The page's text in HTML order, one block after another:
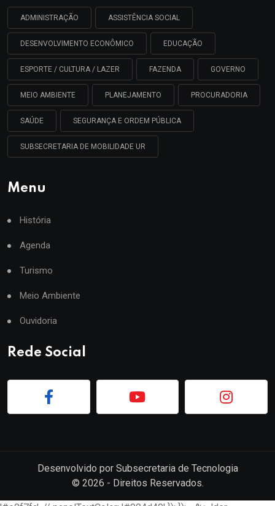
ADMINISTRAÇÃO ASSISTÊNCIA SOCIAL
DESENVOLVIMENTO ECONÔMICO EDUCAÇÃO
ESPORTE / CULTURA / LAZER FAZENDA GOVERNO
MEIO AMBIENTE PLANEJAMENTO PROCURADORIA
SAÚDE SEGURANÇA E ORDEM PÚBLICA
SUBSECRETARIA DE MOBILIDADE UR
Menu
História
Agenda
Turismo
Meio Ambiente
Ouvidoria
Rede Social
Desenvolvido por Subsecretaria de Tecnologia
© 2026 - Direitos Reservados.